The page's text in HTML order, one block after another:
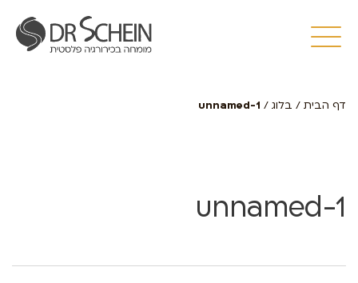
דף הבית / בלוג /
unnamed-1
unnamed-1